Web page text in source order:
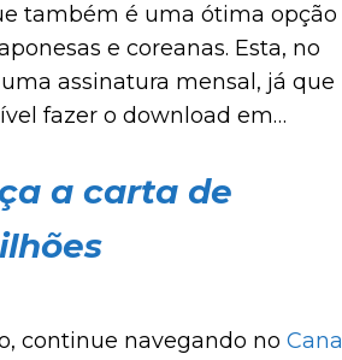
também é uma ótima opção
e coreanas. Esta, no
assinatura mensal, já que
fazer o download em
a carta de
continue navegando no Canal